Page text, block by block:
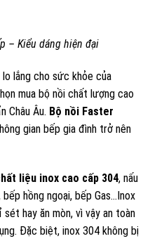
– Kiểu dáng hiện đại
lắng cho sức khỏe của
mua bộ nồi chất lượng cao
Châu Âu. Bộ nồi Faster
gian bếp gia đình trở nên
liệu inox cao cấp 304, nấu
hồng ngoại, bếp Gas…Inox
hay ăn mòn, vì vậy an toàn
Đặc biệt, inox 304 không bị